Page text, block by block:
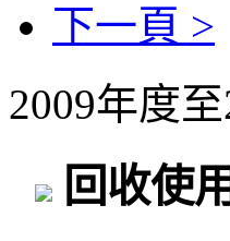
下一頁 >
2009年度
回收使